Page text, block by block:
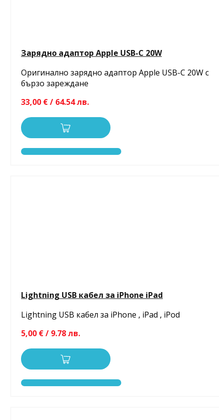
Зарядно адаптор Apple USB-C 20W
Оригинално зарядно адаптор Apple USB-C 20W с
бързо зареждане
33,00 € / 64.54 лв.
Lightning USB кабел за iPhone iPad
Lightning USB кабел за iPhone , iPad , iPod
5,00 € / 9.78 лв.